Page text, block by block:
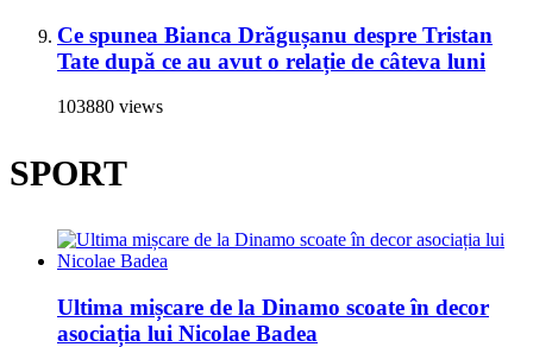
Ce spunea Bianca Drăgușanu despre Tristan
Tate după ce au avut o relație de câteva luni
103880 views
SPORT
Ultima mișcare de la Dinamo scoate în decor
asociația lui Nicolae Badea